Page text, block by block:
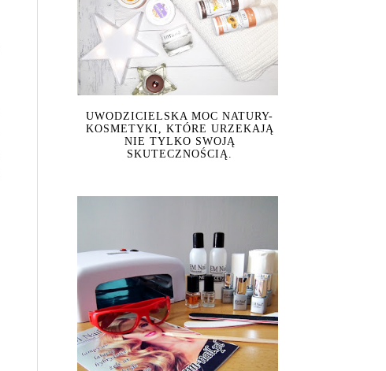
UWODZICIELSKA MOC NATURY-
KOSMETYKI, KTÓRE URZEKAJĄ
NIE TYLKO SWOJĄ
SKUTECZNOŚCIĄ.